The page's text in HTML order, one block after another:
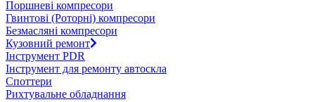
Поршневі компресори
Гвинтові (Роторні) компресори
Безмасляні компресори
Кузовний ремонт
Інструмент PDR
Інструмент для ремонту автоскла
Споттери
Рихтувальне обладнання